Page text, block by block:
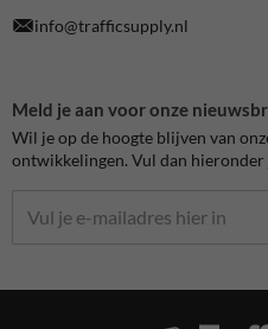
info@trafficsupply.nl
Meld je aan voor onze
Wil je op de hoogte blijven van
ontwikkelingen. Vul dan hieronder